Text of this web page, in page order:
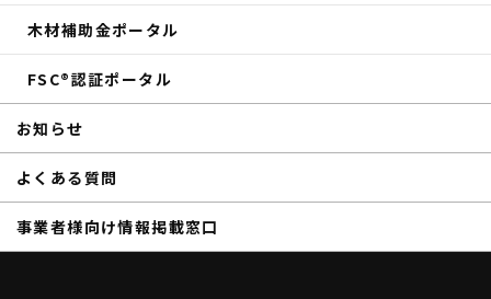
その他のイベントレポート
木材補助金ポータル
FSC®認証ポータル
お知らせ
よくある質問
事業者様向け情報掲載窓口